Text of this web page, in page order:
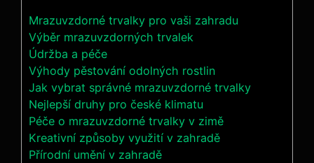
Mrazuvzdorné trvalky pro vaši zahradu
Výběr mrazuvzdorných trvalek
Údržba a péče
Výhody pěstování odolných rostlin
Jak vybrat správné mrazuvzdorné trvalky
Nejlepší druhy pro české klimatu
Péče o mrazuvzdorné trvalky v zimě
Kreativní způsoby využití v zahradě
Přírodní umění v zahradě